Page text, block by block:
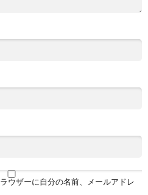
ウザーに自分の名前、メールアドレ